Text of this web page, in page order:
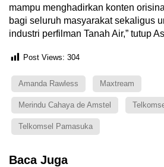
mampu menghadirkan konten
bagi seluruh masyarakat sekaligus
industri perfilman Tanah Air,” tutup
Post Views: 304
Amanda Rawless Maxtream
Merindu Cahaya de Amstel
Telkomsel Pamasuka
Baca Juga